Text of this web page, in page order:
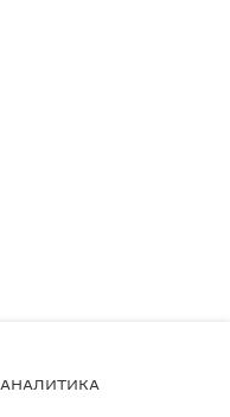
АНАЛИТИКА